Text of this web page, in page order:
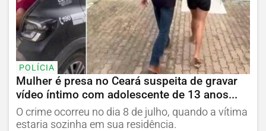
POLÍCIA
Mulher é presa no Ceará suspeita de gravar
vídeo íntimo com adolescente de 13 anos...
O crime ocorreu no dia 8 de julho, quando a vítima
estaria sozinha em sua residência.